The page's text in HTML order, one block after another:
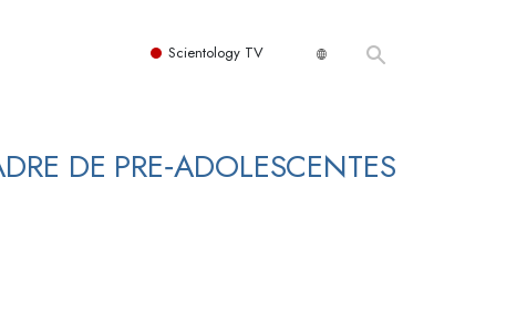
Scientology TV
DE PRE‑ADOLESCENTES